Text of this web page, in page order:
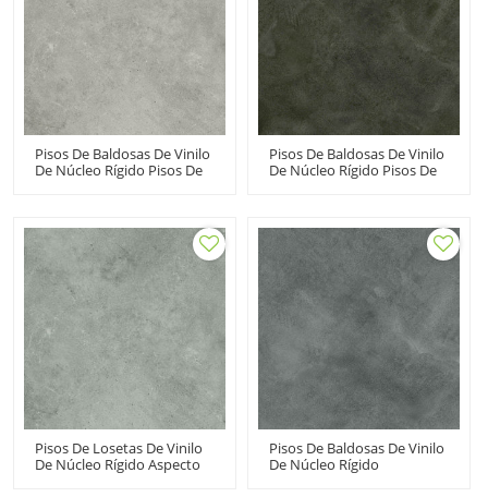
Pisos De Baldosas De Vinilo
De Núcleo Rígido Pisos De
Impermeable UCT 6017
Pisos De Baldosas De Vinilo
De Núcleo Rígido Pisos De
UCT 6003
Pisos De Losetas De Vinilo
De Núcleo Rígido Aspecto
Pisos De Baldosas De Vinilo
De Núcleo Rígido